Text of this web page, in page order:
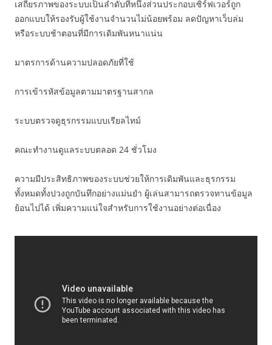
เสถียรภาพของระบบเป็นลำดับที่หนึ่งส่วนประกอบเซิร์ฟเวอร์ถูก
ออกแบบให้รองรับผู้ใช้งานจำนวนไม่น้อยพร้อม ลดปัญหาเว็บล่ม
หรือระบบช้าตอนที่มีการเดิมพันหนาแน่น
มาตรการด้านความปลอดภัยที่ใช้
การเข้ารหัสข้อมูลตามมาตรฐานสากล
ระบบตรวจดูธุรกรรมแบบเรียลไทม์
คณะทำงานดูแลระบบตลอด 24 ชั่วโมง
ความมีประสิทธิภาพของระบบช่วยให้การเดิมพันและธุรกรรม
ทั้งหมดทั้งปวงถูกบันทึกอย่างแม่นยำ ผู้เล่นสามารถตรวจทานข้อมูล
ย้อนไปได้ เพิ่มความแน่ใจสำหรับการใช้งานอย่างต่อเนื่อง